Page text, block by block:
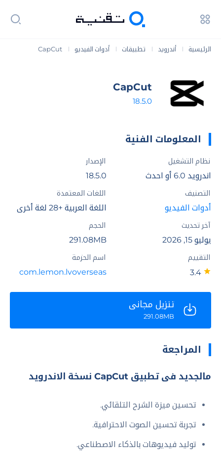
الرئيسية | أندرويد | تطبيقات | أدوات الفيديو |
CapCut
CapCut
18.5.0
المعلومات الفنية
نظام التشغيل
اندرويد 6.0 أو احدث
الإصدار
18.5.0
التصنيف
أدوات الفيديو
اللغات المعتمدة
اللغة العربية +28 لغة أخري
آخر تحديث
يوليو 15, 2026
الحجم
291.08MB
التقييم اسم الحزمة
com.lemon.lvoverseas
تنزيل مجاني
291.08MB
المراجعة
مالجديد فى تطبيق CapCut نسخة الاندرويد
تحسين ميزة الشرح التلقائي.
تجربة تحسين الصوت الاحترافية.
توليد فيديوهات بالذكاء الاصطناعي.